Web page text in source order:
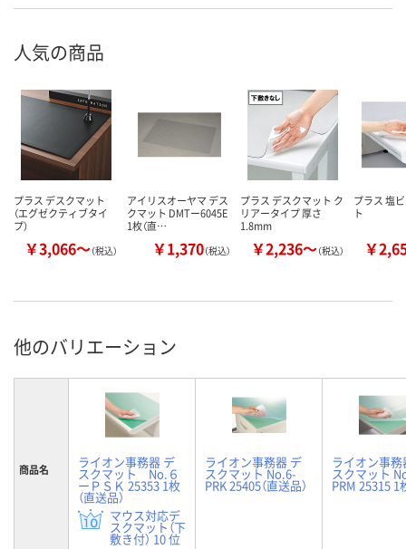
人気の商品
プラス デスクマット
（エグゼクティブタイ
プ）
￥3,066～（税込）
アイリスオーヤマ デス
クマット DMTー6045E
1枚（直…
￥1,370（税込）
プラス デスクマット ク
リアータイプ 厚さ
1.8mm
￥2,236～（税込）
プラス 塩
ト
￥
他のバリエーション
商品名 ライオン事務器 デ
スクマット No.６
ーＰＳＫ 25353 1枚
（直送品）
マウス対応デ
スクマット（下
敷き付） 10 位
ライオン事務器 デ
スクマット No.6-
PRK 25405（直送品）
ライオン事務
スクマット
PRM 25315 1